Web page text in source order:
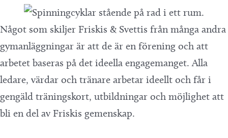
Något som skiljer Friskis & Svettis från många andra
gymanläggningar är att de är en förening och att
arbetet baseras på det ideella engagemanget. Alla
ledare, värdar och tränare arbetar ideellt och får i
gengäld träningskort, utbildningar och möjlighet att
bli en del av Friskis gemenskap.